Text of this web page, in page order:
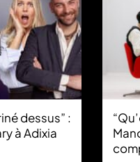
dessus” :
à Adixia